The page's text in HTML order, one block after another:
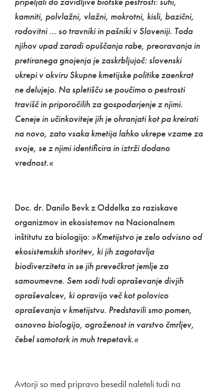
kamniti, polvlažni, vlažni, mokrotni, kisli, bazični,
rodovitni ... so travniki in pašniki v Sloveniji. Toda
njihov upad zaradi opuščanja rabe, preoravanja in
pretiranega gnojenja je zaskrbljujoč: slovenski
ukrepi v okviru Skupne kmetijske politike zaenkrat
ne delujejo. Na spletišču se poučimo o pestrosti
travišč in priporočilih za gospodarjenje z njimi.
Ceneje in učinkoviteje jih je ohranjati kot pa kreirati
na novo, zato vsaka kmetija lahko ukrepe vzame za
svoje, se z njimi identificira in iztrži dodano
vrednost.«
Doc. dr. Danilo Bevk z Oddelka za raziskave
organizmov in ekosistemov na Nacionalnem
inštitutu za biologijo: »Kmetijstvo je zelo odvisno od
ekosistemskih storitev, ki jih zagotavlja
biodiverziteta in se jih prevečkrat jemlje za
samoumevne. Sem sodi tudi opraševanje divjih
opraševalcev, ki opravijo več kot polovico
opraševanja v kmetijstvu. Predstavili smo pomen,
osnovno biologijo, ogroženost in varstvo čmrljev,
čebel samotark in muh trepetavk.«
Avtorji so med pripravo besedil naleteli tudi na